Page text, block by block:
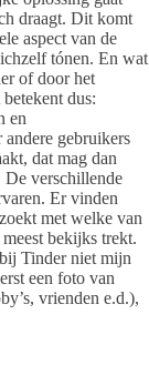
draagt. Dit komt
aspect van de
tónen. En wat
of door het
dus:
en
gebruikers
dat mag dan
De verschillende
Er vinden
met welke van
bekijks trekt.
Tinder niet mijn
een foto van
vrienden e.d.),